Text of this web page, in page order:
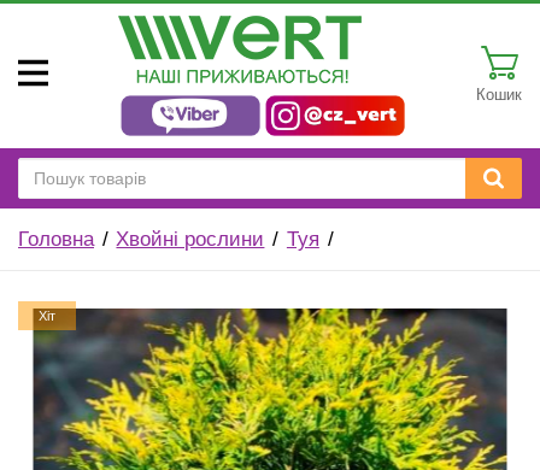
Кошик
Головна Хвойні рослини Туя
Хіт